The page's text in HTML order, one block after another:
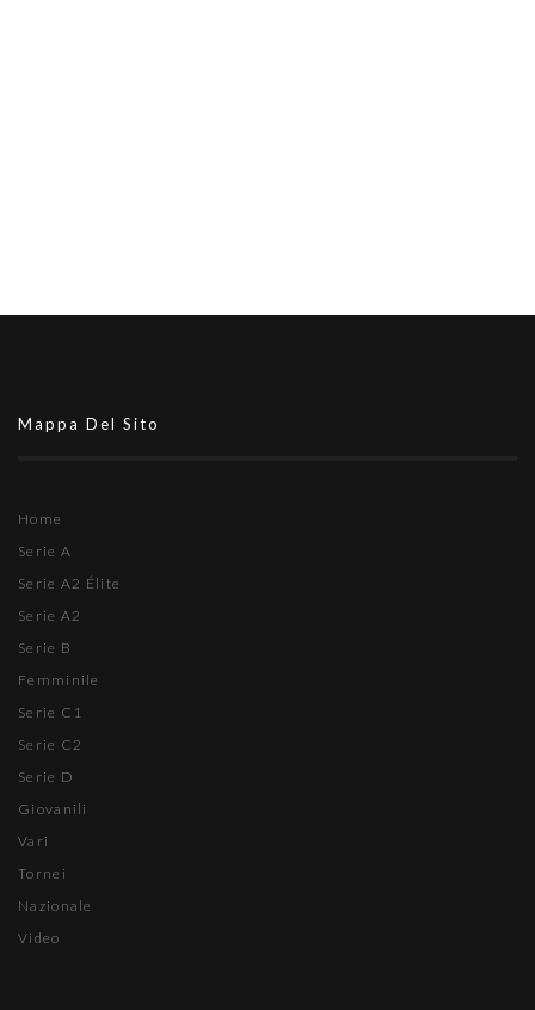
Mappa Del Sito
Home
Serie A
Serie A2 Élite
Serie A2
Serie B
Femminile
Serie C1
Serie C2
Serie D
Giovanili
Vari
Tornei
Nazionale
Video